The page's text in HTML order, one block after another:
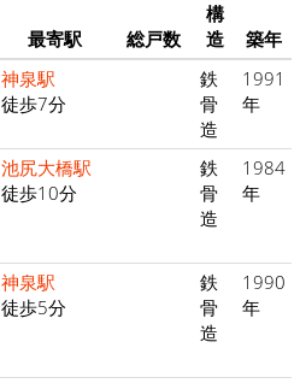
最寄駅 総戸数
構
造
築年
神泉駅
徒歩7分
鉄
骨
造
1991
年
池尻大橋駅
徒歩10分
鉄
骨
造
1984
年
神泉駅
徒歩5分
鉄
骨
造
1990
年